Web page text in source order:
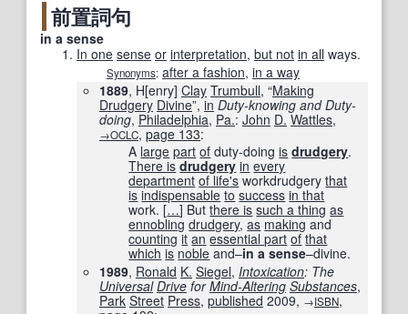
前置詞句
in a sense
In one sense or interpretation, but not in all ways.
Synonyms: after a fashion, in a way
1889, H[enry] Clay Trumbull, “Making
Drudgery Divine”,in Duty-knowing and Duty-
doing, Philadelphia, Pa.:John D. Wattles,
→OCLC, page 133:
A large part of duty-doingis drudgery.
There is drudgery in every
department of life's workdrudgerythat
is indispensable to success in that
work. […] Butthere is such a thing as
ennobling drudgery,as making and
counting it an essential part of that
which is noble and–in a sense–divine.
1989, Ronald K. Siegel, Intoxication: The
Universal Drive forMind-Altering Substances,
Park Street Press, published 2009, →ISBN,